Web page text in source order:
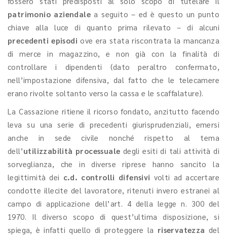
patrimonio aziendalea seguito – ed è questo un punto
chiave alla luce di quanto prima rilevato – di alcuni
precedenti episodi ove era stata riscontrata la mancanza
di merce in magazzino, e non già con la finalità di
controllare i dipendenti (dato peraltro confermato,
nell’impostazione difensiva, dal fatto che le telecamere
erano rivolte soltanto verso la cassa e le scaffalature).
La Cassazione ritiene il ricorso fondato, anzitutto facendo
leva su una serie di precedenti giurisprudenziali, emersi
anche in sede civile nonché rispetto al tema
dell’utilizzabilità processuale degli esiti di tali attività di
sorveglianza, che in diverse riprese hanno sancito la
legittimità dei c.d. controlli difensivi volti ad accertare
condotte illecite del lavoratore, ritenuti invero estranei al
campo di applicazione dell’art. 4 della legge n. 300 del
1970. Il diverso scopo di quest’ultima disposizione, si
spiega, è infatti quello di proteggere la riservatezza del